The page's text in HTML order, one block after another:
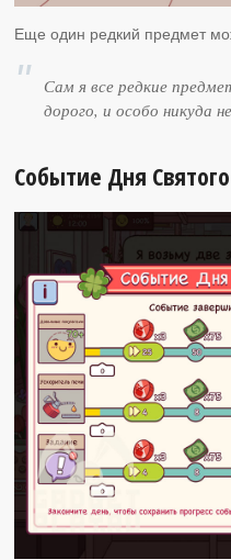
Еще один редкий предмет
Сам я все редкие
дорого, и особо никуда
Событие Дня